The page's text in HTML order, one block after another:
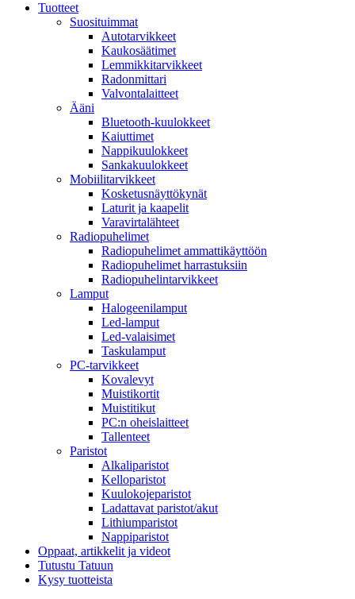
Tuotteet
Suosituimmat
Autotarvikkeet
Kaukosäätimet
Lemmikkitarvikkeet
Radonmittari
Valvontalaitteet
Ääni
Bluetooth-kuulokkeet
Kaiuttimet
Nappikuulokkeet
Sankakuulokkeet
Mobiilitarvikkeet
Kosketusnäyttökynät
Laturit ja kaapelit
Varavirtalähteet
Radiopuhelimet
Radiopuhelimet ammattikäyttöön
Radiopuhelimet harrastuksiin
Radiopuhelintarvikkeet
Lamput
Halogeenilamput
Led-lamput
Led-valaisimet
Taskulamput
PC-tarvikkeet
Kovalevyt
Muistikortit
Muistitikut
PC:n oheislaitteet
Tallenteet
Paristot
Alkaliparistot
Kelloparistot
Kuulokojeparistot
Ladattavat paristot/akut
Lithiumparistot
Nappiparistot
Oppaat, artikkelit ja videot
Tutustu Tatuun
Kysy tuotteista